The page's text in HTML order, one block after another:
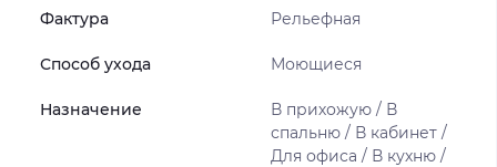
Фактура Рельефная
Способ ухода Моющиеся
Назначение
В прихожую / В
спальню / В кабинет /
Для офиса / В кухню /